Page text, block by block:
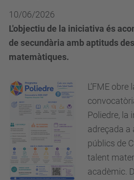
10/06/2026
L'objectiu de la iniciativa és
de secundària amb aptituds
matemàtiques.
L’FME obre
Poliedre, la
adreçada a
públics de
talent
acadèmic.